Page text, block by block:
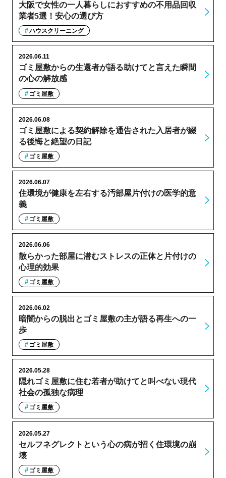
大阪で女性の一人暮らしにおすすめの不用品回収
業者5選！安心の選び方
ハウスクリーニング
ゴミ屋敷からの生還者が語る助けてと言えた瞬間
の心の解放感
2026.06.11
ゴミ屋敷
ゴミ屋敷による契約解除を通告された入居者が綴
る後悔と絶望の日記
2026.06.08
ゴミ屋敷
住環境が健康を左右する汚部屋片付けの医学的意
義
2026.06.07
ゴミ屋敷
散らかった部屋に潜むストレスの正体と片付けの
心理的効果
2026.06.06
ゴミ屋敷
暗闇からの脱出とゴミ屋敷の主が語る再生への一
歩
2026.06.02
ゴミ屋敷
隠れゴミ屋敷に住む若者が助けてと叫べない現代
社会の孤独な病理
2026.05.28
ゴミ屋敷
セルフネグレクトという心の病が招く住環境の崩
壊
2026.05.27
ゴミ屋敷